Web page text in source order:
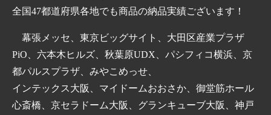
全国47都道府県各地でも商品の納品実績ございます！
幕張メッセ、東京ビッグサイト、大田区産業プラザ
PiO、六本木ヒルズ、秋葉原UDX、パシフィコ横浜、京
都パルスプラザ、みやこめっせ、
インテックス大阪、マイドームおおさか、御堂筋ホール
心斎橋、京セラドーム大阪、グランキューブ大阪、神戸